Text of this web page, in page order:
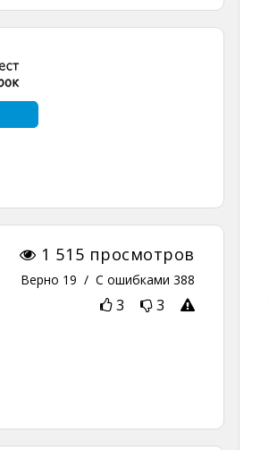
1 515 просмотров
Верно 19 / С ошибками 388
3 3